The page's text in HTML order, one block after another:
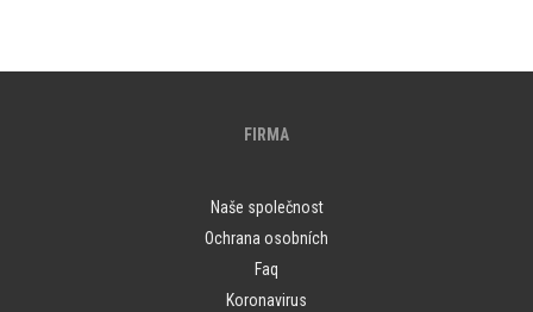
FIRMA
Naše společnost
Ochrana osobních
Faq
Koronavirus